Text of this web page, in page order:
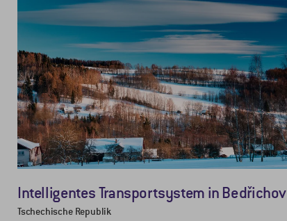
Intelligentes Transportsystem in Bedřichov
Tschechische Republik